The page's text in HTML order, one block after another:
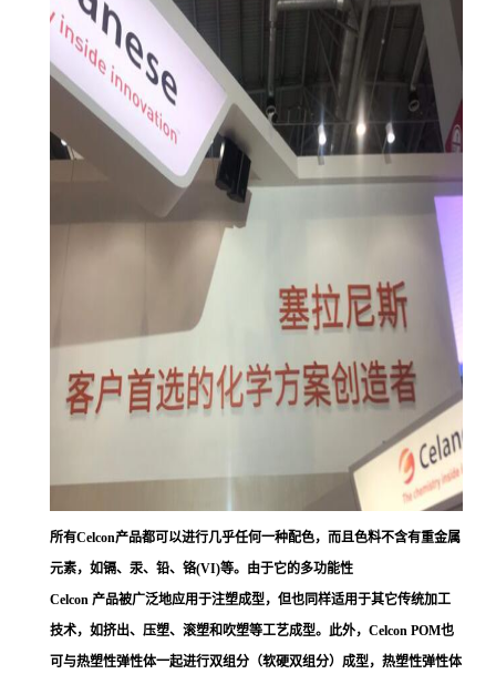
所有Celcon产品都可以进行几乎任何一种配色，而且色料不含有重金属
元素，如镉、汞、铅、铬(VI)等。由于它的多功能性
Celcon 产品被广泛地应用于注塑成型，但也同样适用于其它传统加工
技术，如挤出、压塑、滚塑和吹塑等工艺成型。此外，Celcon POM也
可与热塑性弹性体一起进行双组分（软硬双组分）成型，热塑性弹性体